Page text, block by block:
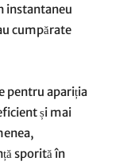
instantaneu
cumpărate
pentru apariția
și mai
sporită în